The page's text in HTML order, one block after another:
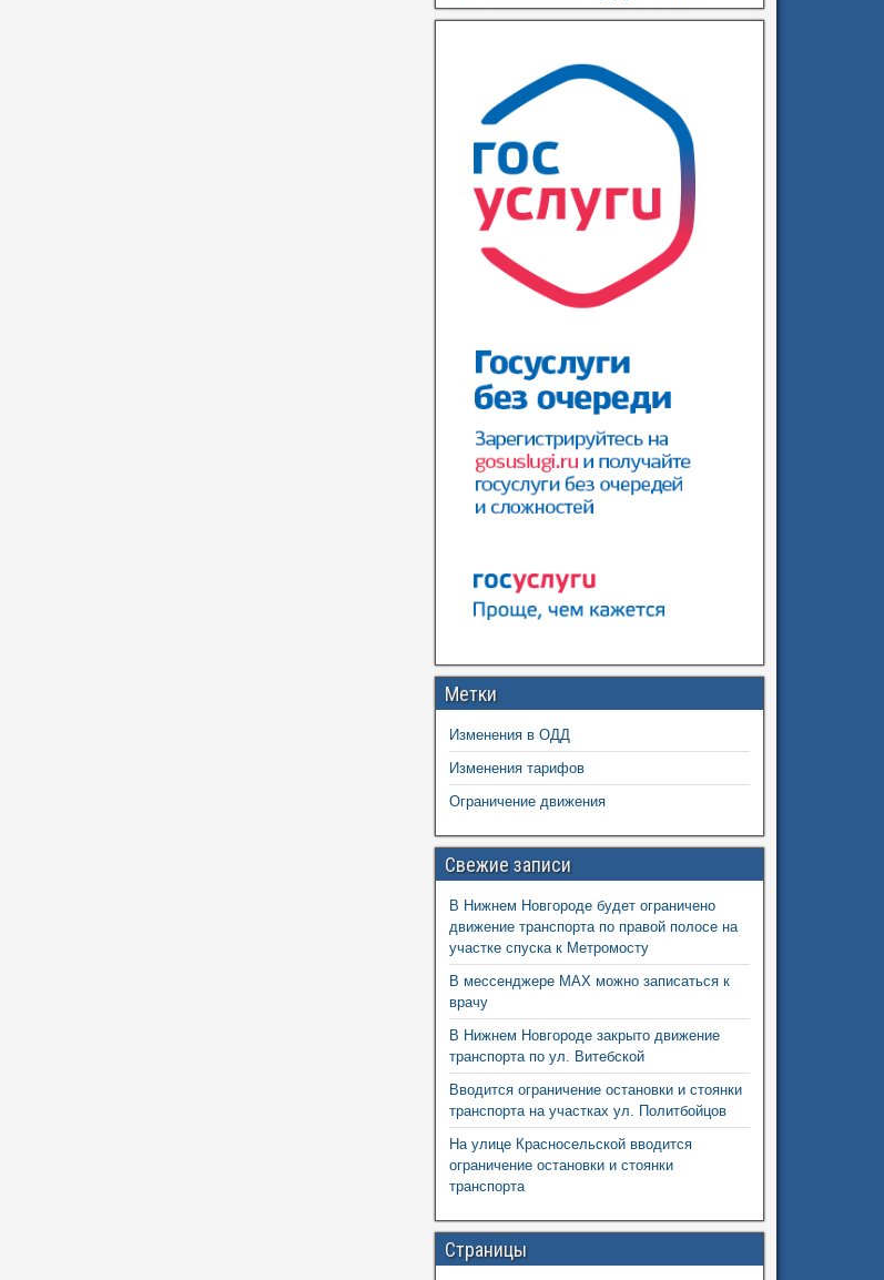
Метки
Изменения в ОДД
Изменения тарифов
Ограничение движения
Свежие записи
В Нижнем Новгороде будет ограничено
движение транспорта по правой полосе на
участке спуска к Метромосту
В мессенджере MAX можно записаться к
врачу
В Нижнем Новгороде закрыто движение
транспорта по ул. Витебской
Вводится ограничение остановки и стоянки
транспорта на участках ул. Политбойцов
На улице Красносельской вводится
ограничение остановки и стоянки
транспорта
Страницы